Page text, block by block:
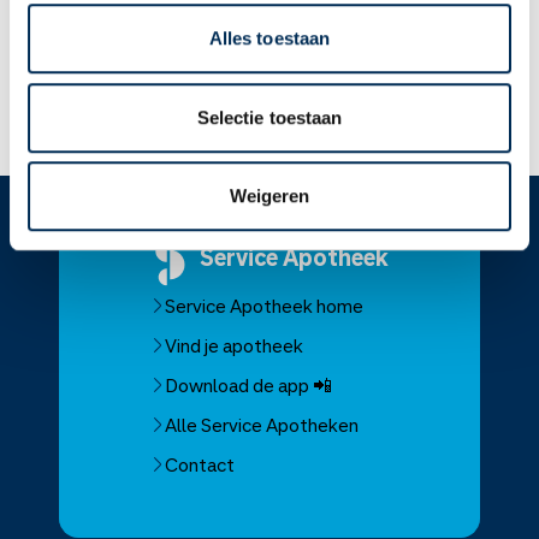
Alles toestaan
Selectie toestaan
Weigeren
U mag dit medicijn gebruiken als u borstvoeding geeft.
Lees meer op apotheek.nl
ServiceApotheek
Service Apotheek home
Vind je apotheek
Download de app 📲
Alle Service Apotheken
Contact